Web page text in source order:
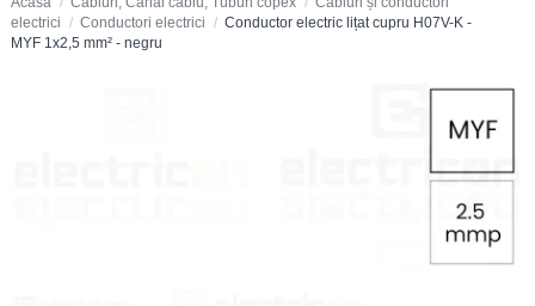
electrici
Conductori electrici
Conductor electric lițat cupru H07V-K -
MYF 1x2,5 mm² - negru